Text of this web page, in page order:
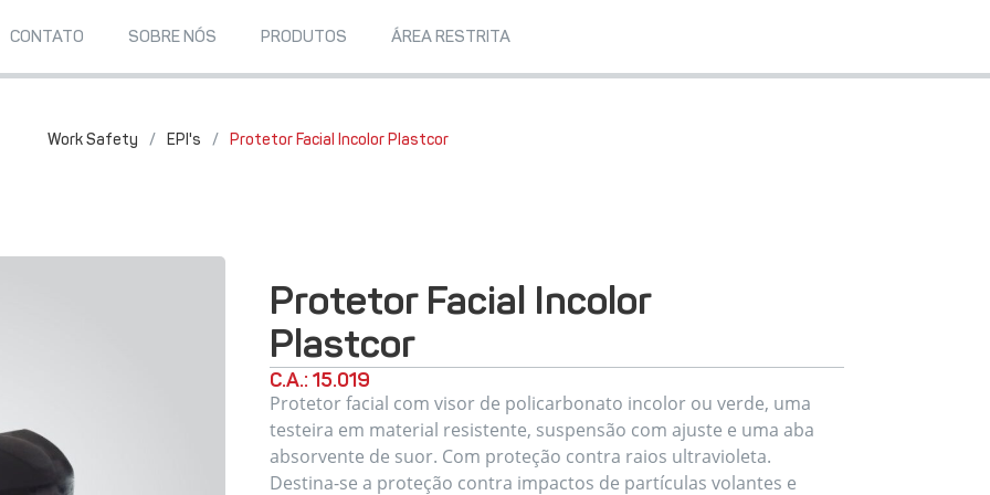
CONTATO SOBRE NÓS PRODUTOS ÁREA RESTRITA
Work Safety / EPI's / Protetor Facial Incolor Plastcor
Protetor Facial Incolor
Plastcor
C.A.: 15.019
Protetor facial com visor de policarbonato incolor ou verde, uma
testeira em material resistente, suspensão com ajuste e uma aba
absorvente de suor. Com proteção contra raios ultravioleta.
Destina-se a proteção contra impactos de partículas volantes e